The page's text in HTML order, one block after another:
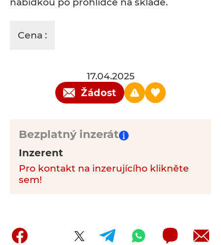
Cena :
17.04.2025
Žádost
Bezplatný inzerát
Inzerent
Pro kontakt na inzerujícího klikněte
sem!